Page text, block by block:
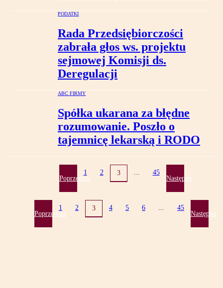
PODATKI
Rada Przedsiębiorczości
zabrała głos ws. projektu
sejmowej Komisji ds.
Deregulacji
ABC FIRMY
Spółka ukarana za błędne
rozumowanie. Poszło o
tajemnicę lekarską i RODO
Poprzednia
1 2 3 ... 45
Następna
Poprzednia
1 2 3 4 5 6 ... 45
Następna